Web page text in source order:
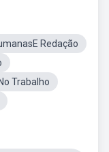
Redação
Trabalho